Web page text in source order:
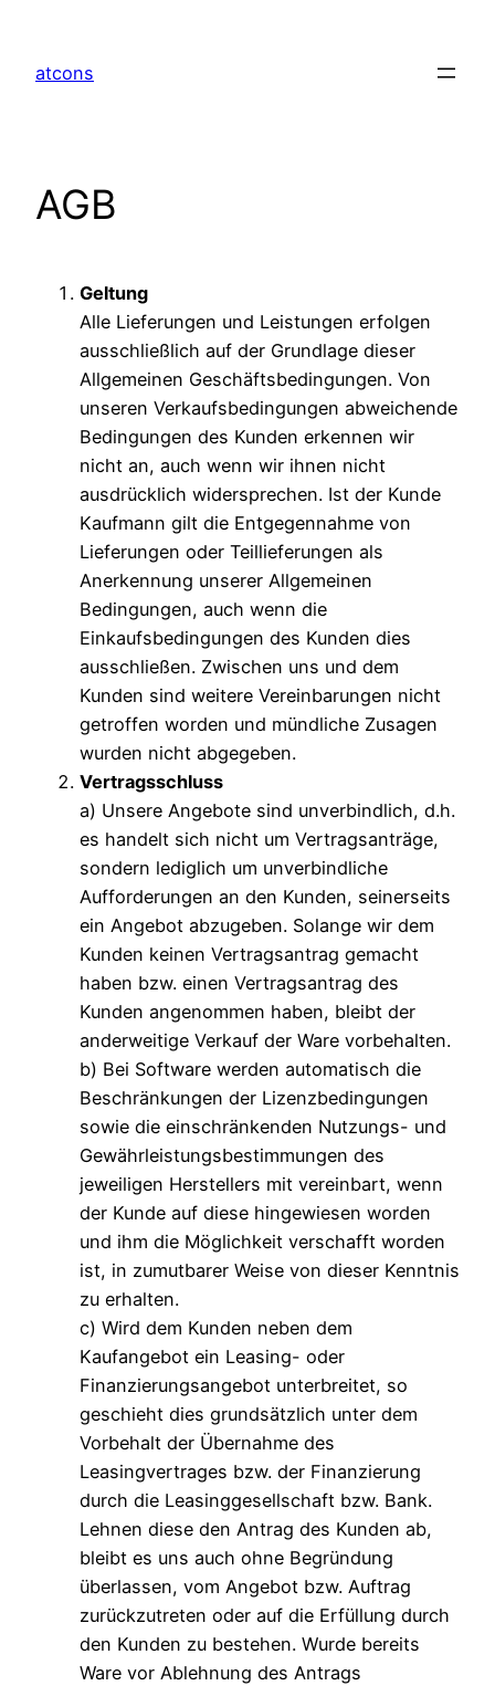
springen
atcons
AGB
Geltung
Alle Lieferungen und Leistungen erfolgen
ausschließlich auf der Grundlage dieser
Allgemeinen Geschäftsbedingungen. Von
unseren Verkaufsbedingungen abweichende
Bedingungen des Kunden erkennen wir
nicht an, auch wenn wir ihnen nicht
ausdrücklich widersprechen. Ist der Kunde
Kaufmann gilt die Entgegennahme von
Lieferungen oder Teillieferungen als
Anerkennung unserer Allgemeinen
Bedingungen, auch wenn die
Einkaufsbedingungen des Kunden dies
ausschließen. Zwischen uns und dem
Kunden sind weitere Vereinbarungen nicht
getroffen worden und mündliche Zusagen
wurden nicht abgegeben.
Vertragsschluss
a) Unsere Angebote sind unverbindlich, d.h.
es handelt sich nicht um Vertragsanträge,
sondern lediglich um unverbindliche
Aufforderungen an den Kunden, seinerseits
ein Angebot abzugeben. Solange wir dem
Kunden keinen Vertragsantrag gemacht
haben bzw. einen Vertragsantrag des
Kunden angenommen haben, bleibt der
anderweitige Verkauf der Ware vorbehalten.
b) Bei Software werden automatisch die
Beschränkungen der Lizenzbedingungen
sowie die einschränkenden Nutzungs- und
Gewährleistungsbestimmungen des
jeweiligen Herstellers mit vereinbart, wenn
der Kunde auf diese hingewiesen worden
und ihm die Möglichkeit verschafft worden
ist, in zumutbarer Weise von dieser Kenntnis
zu erhalten.
c) Wird dem Kunden neben dem
Kaufangebot ein Leasing- oder
Finanzierungsangebot unterbreitet, so
geschieht dies grundsätzlich unter dem
Vorbehalt der Übernahme des
Leasingvertrages bzw. der Finanzierung
durch die Leasinggesellschaft bzw. Bank.
Lehnen diese den Antrag des Kunden ab,
bleibt es uns auch ohne Begründung
überlassen, vom Angebot bzw. Auftrag
zurückzutreten oder auf die Erfüllung durch
den Kunden zu bestehen. Wurde bereits
Ware vor Ablehnung des Antrags